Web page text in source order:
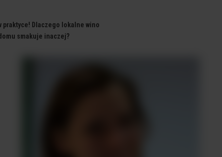
praktyce! Dlaczego lokalne wino
smakuje inaczej?